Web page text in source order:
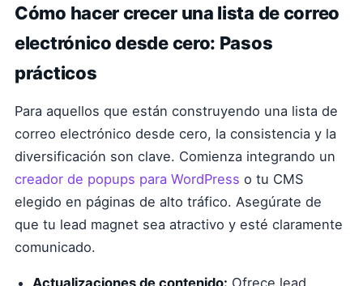
Cómo hacer crecer una lista de correo
electrónico desde cero: Pasos
prácticos
Para aquellos que están construyendo una lista de
correo electrónico desde cero, la consistencia y la
diversificación son clave. Comienza integrando un
creador de popups para WordPress o tu CMS
elegido en páginas de alto tráfico. Asegúrate de
que tu lead magnet sea atractivo y esté claramente
comunicado.
Actualizaciones de contenido: Ofrece lead